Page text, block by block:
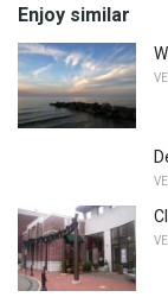
Enjoy similar